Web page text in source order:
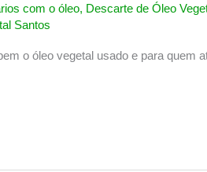
com o óleo, Descarte de Óleo
Santos
o óleo vegetal usado e para quem